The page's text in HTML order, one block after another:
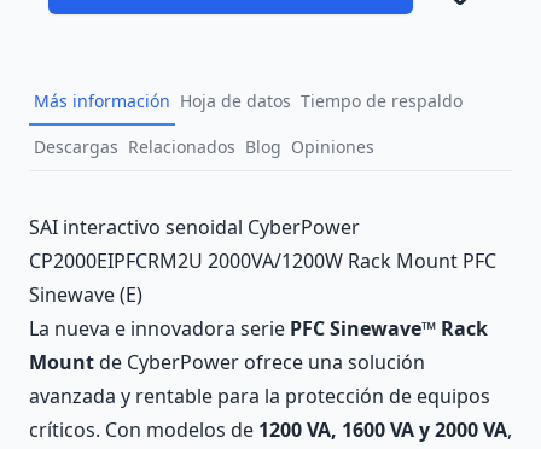
Más información Hoja de datos Tiempo de respaldo
Descargas Relacionados Blog Opiniones
Description
SAI interactivo senoidal CyberPower
CP2000EIPFCRM2U 2000VA/1200W Rack Mount PFC
Sinewave (E)
La nueva e innovadora serie PFC Sinewave™ Rack
Mountde CyberPower ofrece una solución
avanzada y rentable para la protección de equipos
críticos. Con modelos de 1200 VA, 1600 VA y 2000 VA,